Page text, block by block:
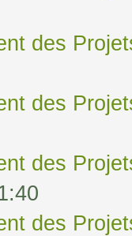
des
des
des
des